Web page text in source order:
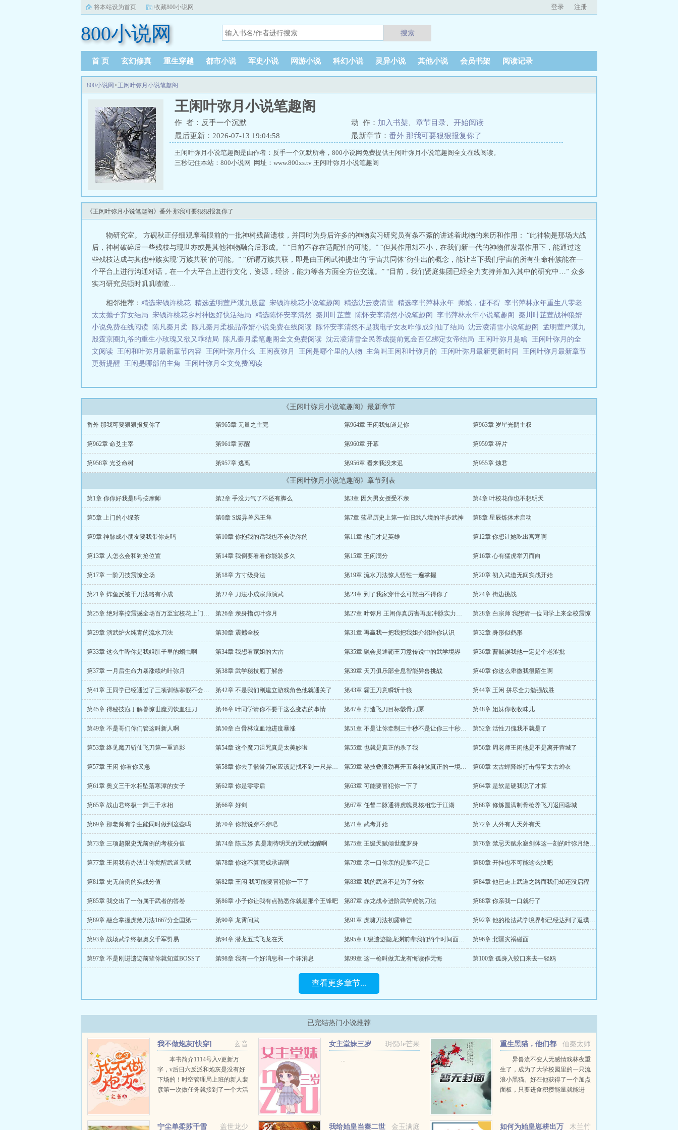
将本站设为首页 收藏800小说网 登录 注册
800小说网 搜索
首 页 玄幻修真 重生穿越 都市小说 军史小说 网游小说 科幻小说 灵异小说 其他小说 会员书架 阅读记录
800小说网>王闲叶弥月小说笔趣阁
王闲叶弥月小说笔趣阁
作 者：反手一个沉默 动 作： 加入书架 章节目录
开始阅读
最后更新：2026-07-13 19:04:58
最新章节： 番外 那我可要狠狠报复你了
王闲叶弥月小说笔趣阁是由作者：反手一个沉默所著，800小说网免费提供王闲叶弥月小说笔趣阁全文在线阅读。
三秒记住本站：800小说网 网址：www.800xs.tv 王闲叶弥月小说笔趣阁
《王闲叶弥月小说笔趣阁》番外 那我可要狠狠报复你了
物研究室。 方砚秋正仔细观摩着眼前的一批神树残留遗枝，并同时为身后许多的神物实习研究员有条不紊的讲述着此物的来历和作用： “此神物是那场大战
后，神树破碎后一些残枝与现世亦或是其他神物融合后形成。” “目前不存在适配性的可能。” “但其作用却不小，在我们新一代的神物催发器作用下，能通过这
些残枝达成与其他种族实现‘万族共联’的可能。” “所谓万族共联，即是由王闲武神提出的‘宇宙共同体’衍生出的概念，能让当下我们宇宙的所有生命种族能在一
个平台上进行沟通对话，在一个大平台上进行文化，资源，经济，能力等各方面全方位交流。” “目前，我们贤庭集团已经全力支持并加入其中的研究中…” 众多
实习研究员顿时叽叽喳喳...
相邻推荐： 精选宋钱许桃花 精选孟明萱严漠九殷霆 宋钱许桃花小说笔趣阁 精选沈云凌清雪 精选李书萍林永年 师娘，使不得 李书萍林永年重生八零老
太太抛子弃女结局 宋钱许桃花乡村神医好快活结局 精选陈怀安李清然 秦川叶芷萱 陈怀安李清然小说笔趣阁 李书萍林永年小说笔趣阁
秦川叶芷萱战神狼婿
小说免费在线阅读
陈凡秦月柔 陈凡秦月柔极品帝婿小说免费在线阅读 陈怀安李清然不是我电子女友咋修成剑仙了结局 沈云凌清雪小说笔趣阁
孟明萱严漠九
殷霆京圈九爷的重生小玫瑰又欲又乖结局
陈凡秦月柔笔趣阁全文免费阅读 沈云凌清雪全民养成提前氪金百亿绑定女帝结局 王闲叶弥月是啥 王闲叶弥月的全
文阅读 王闲和叶弥月最新章节内容 王闲叶弥月什么 王闲夜弥月 王闲是哪个里的人物 主角叫王闲和叶弥月的 王闲叶弥月最新更新时间 王闲叶弥月最新章节
更新提醒 王闲是哪部的主角 王闲叶弥月全文免费阅读
《王闲叶弥月小说笔趣阁》最新章节
番外 那我可要狠狠报复你了 第965章 无量之主完 第964章 王闲我知道是你 第963章 岁星光阴主权
第962章 命爻主宰 第961章 苏醒 第960章 开幕 第959章 碎片
第958章 光爻命树 第957章 逃离 第956章 看来我没来迟 第955章 烛君
《王闲叶弥月小说笔趣阁》章节列表
第1章 你你好我是8号按摩师 第2章 手没力气了不还有脚么 第3章 因为男女授受不亲 第4章 叶校花你也不想明天
第5章 上门的小绿茶 第6章 S级异兽风王隼 第7章 蓝星历史上第一位旧武八境的半步武神 第8章 星辰炼体术启动
第9章 神脉成小朋友要我带你走吗 第10章 你抱我的话我也不会说你的 第11章 他们才是英雄 第12章 你想让她吃出宫寒啊
第13章 人怎么会和狗抢位置 第14章 我倒要看看你能装多久 第15章 王闲满分 第16章 心有猛虎举刀而向
第17章 一阶刀技震惊全场 第18章 方寸级身法 第19章 流水刀法惊人悟性一遍掌握 第20章 初入武道无间实战开始
第21章 炸鱼反被干刀法略有小成 第22章 刀法小成宗师演武 第23章 到了我家穿什么可就由不得你了 第24章 街边挑战
第25章 绝对掌控震撼全场百万至宝校花上门服务 第26章 亲身指点叶弥月 第27章 叶弥月 王闲你真厉害再度冲脉实力暴涨 第28章 白宗师 我想请一位同学上来全校震惊
第29章 演武炉火纯青的流水刀法 第30章 震撼全校 第31章 再赢我一把我把我姐介绍给你认识 第32章 身形似鹤形
第33章 这么牛哔你是我姐肚子里的蛔虫啊 第34章 我想看家姐的大雷 第35章 融会贯通霸王刀意传说中的武学境界 第36章 曹贼误我他一定是个老涩批
第37章 一月后生命力暴涨续约叶弥月 第38章 武学秘技庖丁解兽 第39章 天刀俱乐部全息智能异兽挑战 第40章 你这么卑微我很陌生啊
第41章 王同学已经通过了三项训练寒假不会来了 第42章 不是我们刚建立游戏角色他就通关了 第43章 霸王刀意瞬斩十狼 第44章 王闲 拼尽全力勉强战胜
第45章 得秘技庖丁解兽惊世魔刃饮血狂刀 第46章 叶同学请你不要干这么变态的事情 第47章 打造飞刀目标骸骨刀冢 第48章 姐妹你收收味儿
第49章 不是哥们你们管这叫新人啊 第50章 白骨林泣血池进度暴涨 第51章 不是让你牵制三十秒不是让你三十秒干掉啊 第52章 活性刀傀我不就是了
第53章 终见魔刀斩仙飞刀第一重追影 第54章 这个魔刀诅咒真是太美妙啦 第55章 也就是真正的杀了我 第56章 周老师王闲他是不是离开蓉城了
第57章 王闲 你看你又急 第58章 你去了骸骨刀冢应该是找不到一只异兽的 第59章 秘技叠浪劲再开五条神脉真正的一境武者 第60章 太古蝉降维打击得宝太古蝉衣
第61章 奥义三千水相坠落寒潭的女子 第62章 你是零零后 第63章 可能要冒犯你一下了 第64章 是软是硬我说了才算
第65章 战山君终极一舞三千水相 第66章 好剑 第67章 任督二脉通得虎魄灵核相忘于江湖 第68章 修炼圆满制骨枪养飞刀返回蓉城
第69章 那老师有学生能同时做到这些吗 第70章 你就说穿不穿吧 第71章 武考开始 第72章 人外有人天外有天
第73章 三项超限史无前例的考核分值 第74章 陈玉婷 真是期待明天的天赋觉醒啊 第75章 王级天赋倾世魔罗身 第76章 禁忌天赋永寂剑体这一刻的叶弥月绝世无双
第77章 王闲我有办法让你觉醒武道天赋 第78章 你这不算完成承诺啊 第79章 亲一口你亲的是脸不是口 第80章 开挂也不可能这么快吧
第81章 史无前例的实战分值 第82章 王闲 我可能要冒犯你一下了 第83章 我的武道不是为了分数 第84章 他已走上武道之路而我们却还没启程
第85章 我交出了一份属于武者的答卷 第86章 小子你让我有点熟悉你就是那个王锋吧 第87章 赤龙战令进阶武学虎煞刀法 第88章 你亲我一口就行了
第89章 融合掌握虎煞刀法1667分全国第一 第90章 龙霄问武 第91章 虎啸刀法初露锋芒 第92章 他的枪法武学境界都已经达到了返璞归真
第93章 战场武学终极奥义千军劈易 第94章 潜龙五式飞龙在天 第95章 C级遗迹隐龙渊前辈我们约个时间面基吧 第96章 北疆灾祸碰面
第97章 不是刚进遗迹前辈你就知道BOSS了 第98章 我有一个好消息和一个坏消息 第99章 这一枪叫做亢龙有悔读作无悔 第100章 孤身入蛟口来去一轻鸥
查看更多章节...
已完结热门小说推荐
玄音
我不做炮灰[快穿]
本书简介1114号入v更新万
字，v后日六反派和炮灰是没有好
下场的！时空管理局上班的新人裴
彦第一次做任务就接到了一个大活
玥倪de芒果
女主堂妹三岁
...
仙秦太师
重生黑猫，他们都
叫我诡异之主
异兽流不变人无感情戏林夜重
生了，成为了大学校园里的一只流
浪小黑猫。好在他获得了一个加点
面板，只要进食积攒能量就能进
盖世龙少
宁尘单柔苏千雪 金玉满庭
我给始皇当秦二世 木兰竹
如何为始皇崽耕出万